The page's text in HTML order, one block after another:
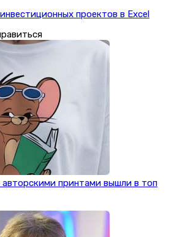
принтами вышли в топ